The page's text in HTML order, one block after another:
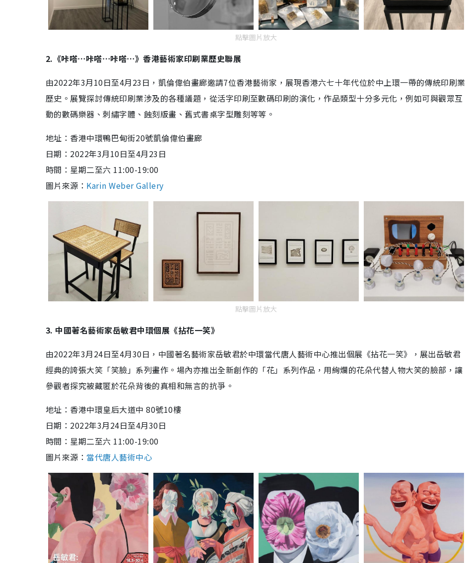
點擊圖片放大
2.《咔嗒⋯咔嗒⋯咔嗒⋯》香港藝術家印刷業歷史聯展
由2022年3月10日至4月23日， 凱倫偉伯畫廊邀請7位香港藝術家，展現香港六七十年代位於中上環一帶的傳統印刷業
歷史。展覽探討傳統印刷業涉及的各種議題，從活字印刷至數碼印刷的演化，作品類型十分多元化，例如可與觀眾互
動的數碼樂器、刺繡字體、蝕刻版畫、舊式書桌字型雕刻等等。
地址： 香港中環鴨巴甸街20號凱倫偉伯畫廊
日期：2022年3月10日至4月23日
時間：星期二至六 11:00-19:00
圖片來源： Karin Weber Gallery
點擊圖片放大
3. 中國著名藝術家岳敏君中環個展《拈花一笑》
由2022年3月24日至4月30日，中國著名藝術家岳敏君於中環當代唐人藝術中心推出個展《拈花一笑》，展出岳敏君
經典的誇張大笑「笑臉」系列畫作。場內亦推出全新創作的「花」系列作品，用絢爛的花朵代替人物大笑的臉部，讓
參觀者探究被藏匿於花朵背後的真相和無言的抗爭。
地址： 香港中環皇后大道中 80號10樓
日期： 2022年3月24日至4月30日
時間：星期二至六 11:00-19:00
圖片來源： 當代唐人藝術中心